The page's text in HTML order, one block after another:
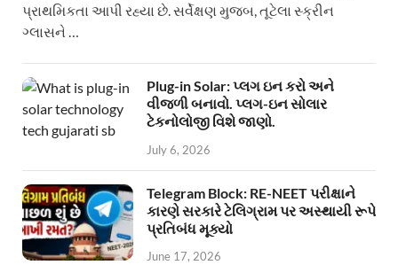
પ્રાથમિકતા આપી રહ્યા છે. સર્વેક્ષણ મુજબ, તૂટેલા સ્ક્રીન
ગ્લાસને …
Plug-in Solar: પ્લગ ઇન કરો અને
વીજળી બનાવો. પ્લગ-ઇન સોલાર
ટેકનોલોજી વિશે જાણો.
July 6, 2026
Telegram Block: RE-NEET પરીક્ષાને
કારણે સરકારે ટેલિગ્રામ પર અસ્થાયી રૂપે
પ્રતિબંધ મૂક્યો
June 17, 2026